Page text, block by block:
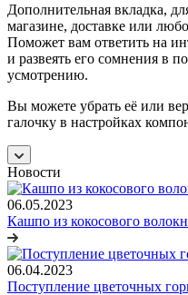
Дополнительная вкладка,
магазине, доставке или
Поможет вам ответить на
и развеять его сомнения в
усмотрению.
Вы можете убрать её или
галочку в настройках
Новости
06.05.2023
Кашпо из кокосового
06.04.2023
Поступление цветочных